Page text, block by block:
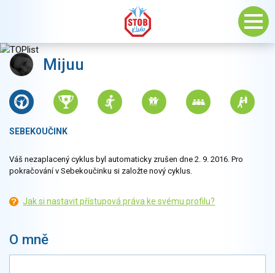
Mijuu
SEBEKOUČINK
Váš nezaplacený cyklus byl automaticky zrušen dne 2. 9. 2016. Pro
pokračování v Sebekoučinku si založte nový cyklus.
Jak si nastavit přístupová práva ke svému profilu?
O mně